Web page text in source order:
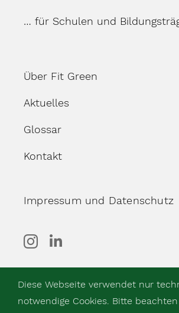
… für Schulen und
Über Fit Green
Aktuelles
Glossar
Kontakt
© Copyright 2025 Fit Green
Impressum und Datenschutz
Diese Webseite verwendet nur
notwendige Cookies. Bitte beachten